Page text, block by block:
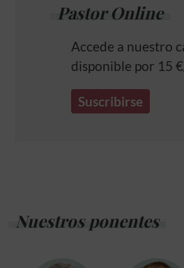
Pastor Online
Accede a nuestro
disponible por 15
Suscribirse
Nuestros ponentes